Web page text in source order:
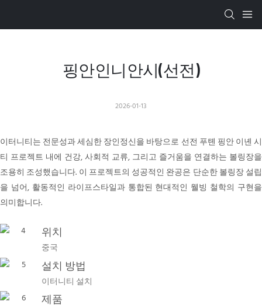
핑안인니안시(선전)
2026-01-13
이터니티는 전문성과 세심한 장인정신을 바탕으로 선전 푸톈 핑안 이녠 시
티 프로젝트 내에 건강, 사회적 교류, 그리고 즐거움을 연결하는 볼링장을
조용히 조성했습니다. 이 프로젝트의 성공적인 완공은 단순한 볼링장 설립
을 넘어, 활동적인 라이프스타일과 통합된 현대적인 웰빙 철학의 구현을
의미합니다.
위치
중국
설치 방법
이터니티 설치
제품